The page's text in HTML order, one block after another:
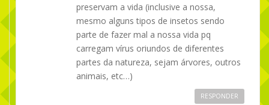
preservam a vida (inclusive a nossa,
mesmo alguns tipos de insetos sendo
parte de fazer mal a nossa vida pq
carregam vírus oriundos de diferentes
partes da natureza, sejam árvores, outros
animais, etc…)
RESPONDER